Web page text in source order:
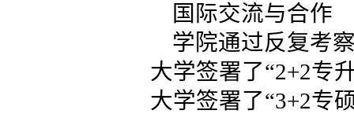
国际交流与合作
学院通过反复考
大学签署了“2+2专
大学签署了“3+2专